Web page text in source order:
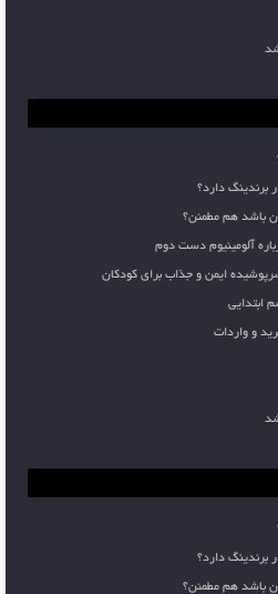
برندینگ دارد؟
باشد هم مطمئن؟
آلومینیوم دست دوم
ایمن و جذاب برای کودکان
ابتدایی
و واردات
برندینگ دارد؟
باشد هم مطمئن؟